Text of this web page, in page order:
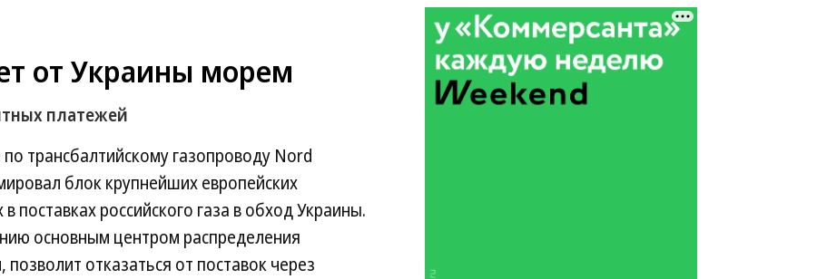
от Украины морем
платежей
трансбалтийскому газопроводу Nord
блок крупнейших европейских
поставках российского газа в обход Украины.
основным центром распределения
позволит отказаться от поставок через